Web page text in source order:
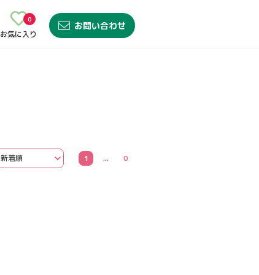
お気に入り
0
お問い合わせ
1 ... 0